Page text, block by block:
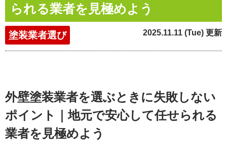
られる業者を見極めよう
塗装業者選び 2025.11.11 (Tue) 更新
外壁塗装業者を選ぶときに失敗しない
ポイント｜地元で安心して任せられる
業者を見極めよう